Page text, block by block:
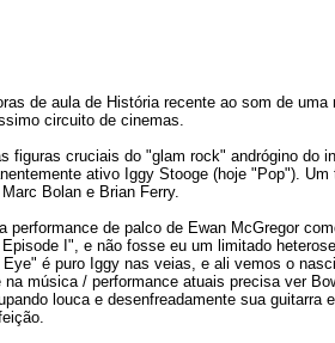
de aula de História recente ao som de
circuito de cinemas.
figuras cruciais do "glam rock" andrógino do
ativo Iggy Stooge (hoje "Pop"). Um
Bolan e Brian Ferry.
performance de palco de Ewan McGregor
I", e não fosse eu um limitado
é puro Iggy nas veias, e ali vemos o
música / performance atuais precisa ver
louca e desenfreadamente sua guitarra